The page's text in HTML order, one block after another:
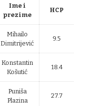
Ime i
prezime
HCP
Mihailo
Dimitrijević
9.5
Konstantin
Košutić
18.4
Puniša
Plazina
27.7